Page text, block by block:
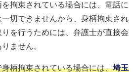
拘束されている場合には、電話に
切できませんから、身柄拘束され
を行うためには、弁護士が直接会
ません。
柄拘束されている場合には、埼玉